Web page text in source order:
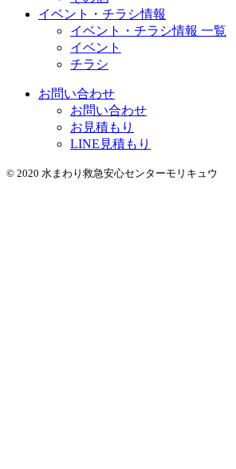
イベント・チラシ情報
イベント・チラシ情報 一覧
イベント
チラシ
お問い合わせ
お問い合わせ
お見積もり
LINE見積もり
© 2020 水まわり救急安心センターモリキュウ